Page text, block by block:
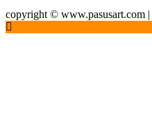
copyright © www.pasusart.com |